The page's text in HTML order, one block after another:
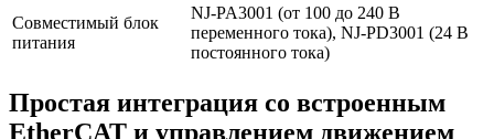
Совместимый блок
питания
NJ-PA3001 (от 100 до 240 В
переменного тока), NJ-PD3001 (24 В
постоянного тока)
Простая интеграция со встроенным
EtherCAT и управлением движением